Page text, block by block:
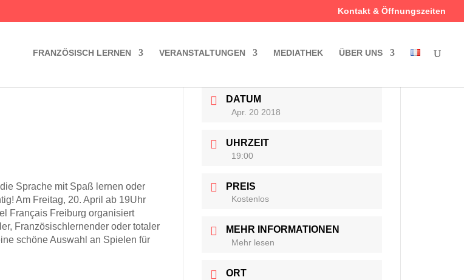
Kontakt & Öffnungszeiten
FRANZÖSISCH LERNEN VERANSTALTUNGEN MEDIATHEK ÜBER UNS
Sprache mit Spaß lernen oder
Am Freitag, 20. April ab 19Uhr
Français Freiburg organisiert
Französischlernender oder totaler
schöne Auswahl an Spielen für
DATUM
Apr. 20 2018
UHRZEIT
19:00
PREIS
Kostenlos
MEHR INFORMATIONEN
Mehr lesen
ORT